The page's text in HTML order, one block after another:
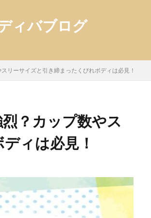
ィバブログ
リーサイズと引き締まったくびれボディは必見！
？カップ数やス
ィは必見！